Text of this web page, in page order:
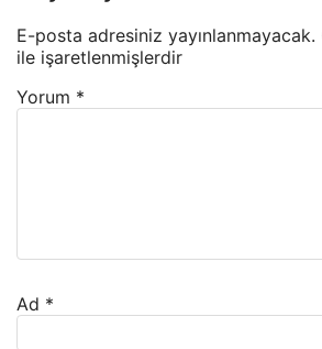
E-posta adresiniz yayınlanmayacak.
ile işaretlenmişlerdir
Yorum *
Ad *